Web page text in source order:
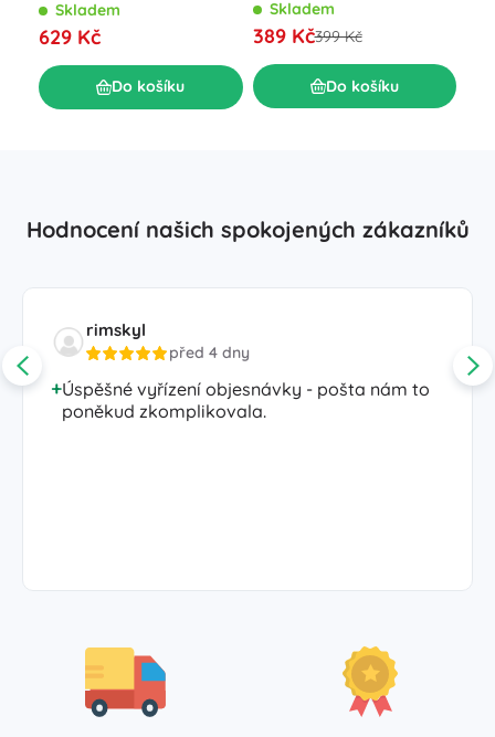
černý
Skladem
629 Kč
Do košíku
28 cm s nožní pumpou
Skladem
389 Kč399 Kč
Do košíku
Hodnocení našich spokojených zákazníků
rimskyl
před 4 dny
Úspěšné vyřízení objesnávky - pošta nám to
poněkud zkomplikovala.